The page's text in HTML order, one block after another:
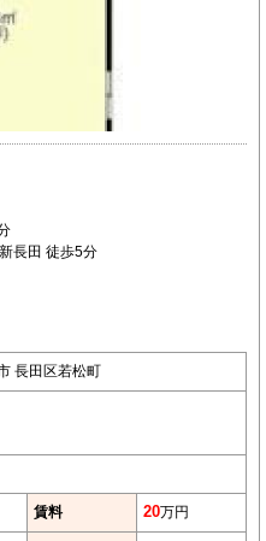
長田 徒歩5分
長田区若松町
賃料 20万円